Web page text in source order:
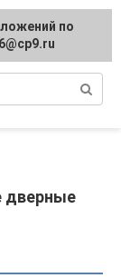
дверные
по